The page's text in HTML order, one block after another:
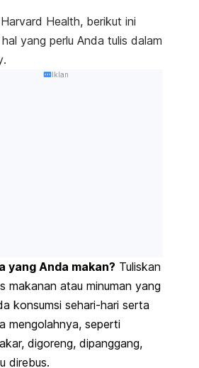
Health, berikut ini
yang perlu Anda tulis dalam
.
Iklan
yang Anda makan? Tuliskan
makanan atau minuman yang
konsumsi sehari-hari serta
mengolahnya, seperti
digoreng, dipanggang,
direbus.